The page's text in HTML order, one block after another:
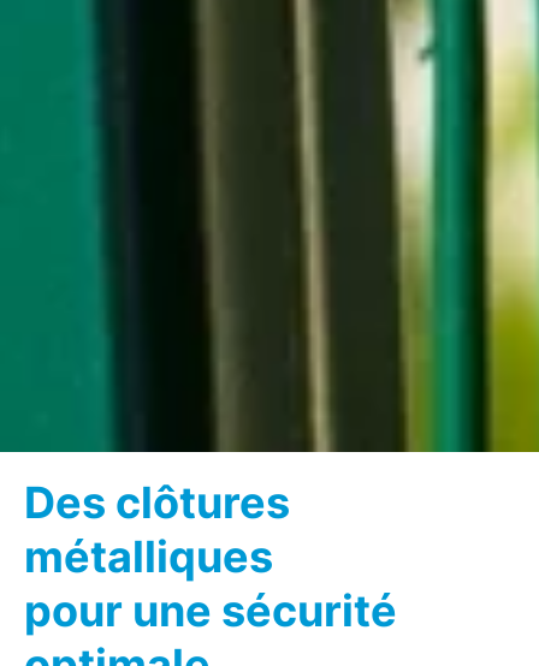
Des clôtures
métalliques
pour une sécurité